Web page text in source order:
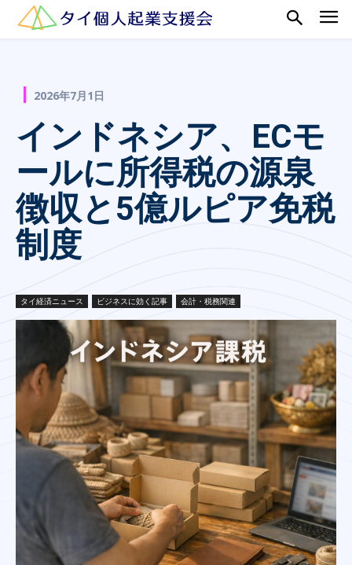
2026年7月1日
インドネシア、ECモ
ールに所得税の源泉
徴収と5億ルピア免税
制度
タイ経済ニュース ビジネスに効く記事 会計・税務関連